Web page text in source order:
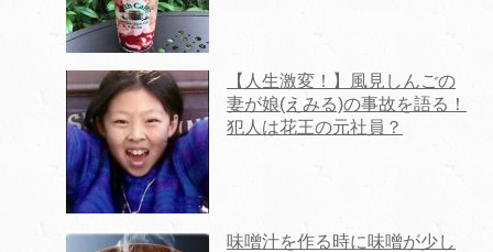
【人生激変！】風見しんごの
妻が娘(えみる)の事故を語る！
犯人は花王の元社員？
味噌汁を作る時に味噌が少し